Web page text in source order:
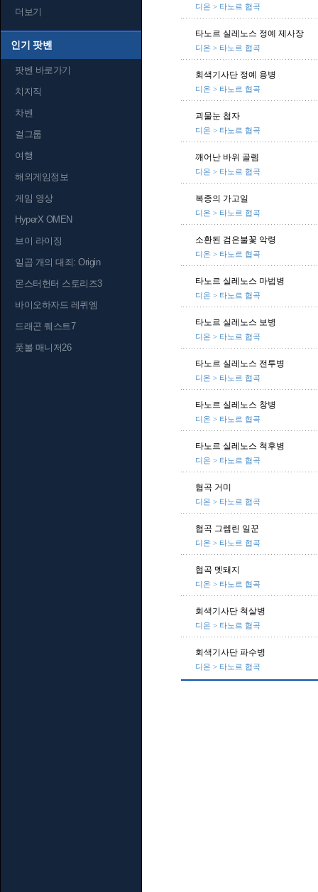
더보기
인기 팟벤
팟벤 바로가기
치지직
차벤
걸그룹
여행
해외게임정보
게임 영상
HyperX OMEN
브이 라이징
일곱 개의 대죄: Origin
몬스터헌터 스토리즈3
바이오하자드 레퀴엠
드래곤 퀘스트7
풋볼 매니저26
디온 > 타노르 협곡
타노르 실레노스 정예 제사장
디온 > 타노르 협곡
회색기사단 정예 용병
디온 > 타노르 협곡
괴물눈 첩자
디온 > 타노르 협곡
깨어난 바위 골렘
디온 > 타노르 협곡
복종의 가고일
디온 > 타노르 협곡
소환된 검은불꽃 악령
디온 > 타노르 협곡
타노르 실레노스 마법병
디온 > 타노르 협곡
타노르 실레노스 보병
디온 > 타노르 협곡
타노르 실레노스 전투병
디온 > 타노르 협곡
타노르 실레노스 창병
디온 > 타노르 협곡
타노르 실레노스 척후병
디온 > 타노르 협곡
협곡 거미
디온 > 타노르 협곡
협곡 그렘린 일꾼
디온 > 타노르 협곡
협곡 멧돼지
디온 > 타노르 협곡
회색기사단 척살병
디온 > 타노르 협곡
회색기사단 파수병
디온 > 타노르 협곡